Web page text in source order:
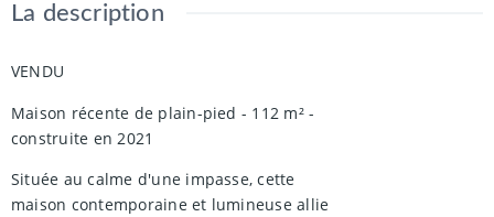
La description
VENDU
Maison récente de plain-pied - 112 m² -
construite en 2021
Située au calme d'une impasse, cette
maison contemporaine et lumineuse allie